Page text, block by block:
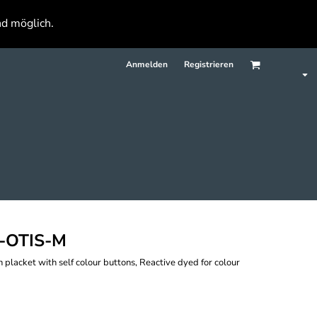
möglich.
Anmelden Registrieren
M
with self colour buttons, Reactive dyed for colour